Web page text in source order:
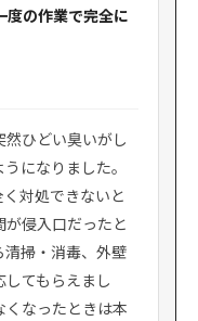
度の作業で完全に
ひどい臭いがし
になりました。
対処できないと
侵入口だったと
掃・消毒、外壁
てもらえまし
なったときは本